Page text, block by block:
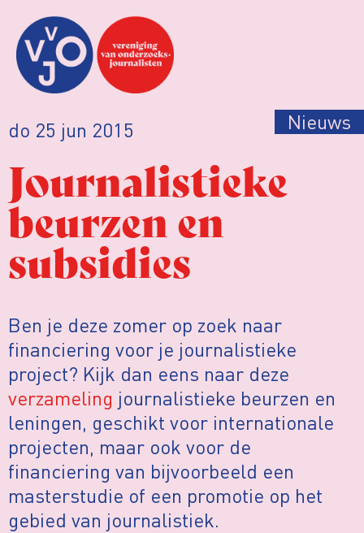
do 25 jun 2015 Nieuws
Journalistieke
beurzen en
subsidies
Ben je deze zomer op zoek naar
financiering voor je journalistieke
project? Kijk dan eens naar deze
verzameling journalistieke beurzen en
leningen, geschikt voor internationale
projecten, maar ook voor de
financiering van bijvoorbeeld een
masterstudie of een promotie op het
gebied van journalistiek.